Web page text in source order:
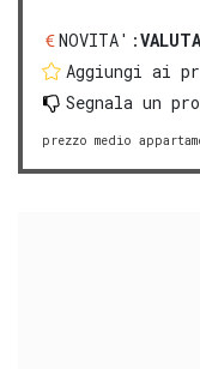
NOVITA':
Aggiungi ai
Segnala un
prezzo medio